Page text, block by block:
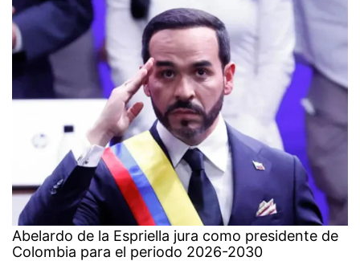
Abelardo de la Espriella jura como presidente de
Colombia para el periodo 2026-2030